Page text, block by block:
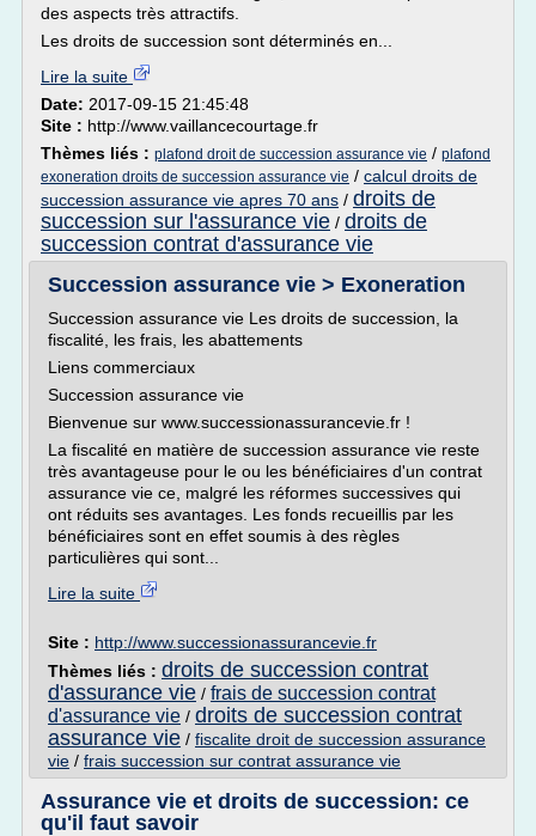
des aspects très attractifs.
Les droits de succession sont déterminés en...
Lire la suite
Date: 2017-09-15 21:45:48
Site : http://www.vaillancecourtage.fr
Thèmes liés : plafond droit de succession assurance vie / plafond
exoneration droits de succession assurance vie / calcul droits de
succession assurance vie apres 70 ans / droits de
succession sur l'assurance vie / droits de
succession contrat d'assurance vie
Succession assurance vie > Exoneration
Succession assurance vie Les droits de succession, la
fiscalité, les frais, les abattements
Liens commerciaux
Succession assurance vie
Bienvenue sur www.successionassurancevie.fr !
La fiscalité en matière de succession assurance vie reste
très avantageuse pour le ou les bénéficiaires d'un contrat
assurance vie ce, malgré les réformes successives qui
ont réduits ses avantages. Les fonds recueillis par les
bénéficiaires sont en effet soumis à des règles
particulières qui sont...
Lire la suite
Site : http://www.successionassurancevie.fr
Thèmes liés : droits de succession contrat
d'assurance vie / frais de succession contrat
d'assurance vie / droits de succession contrat
assurance vie / fiscalite droit de succession assurance
vie / frais succession sur contrat assurance vie
Assurance vie et droits de succession: ce
qu'il faut savoir